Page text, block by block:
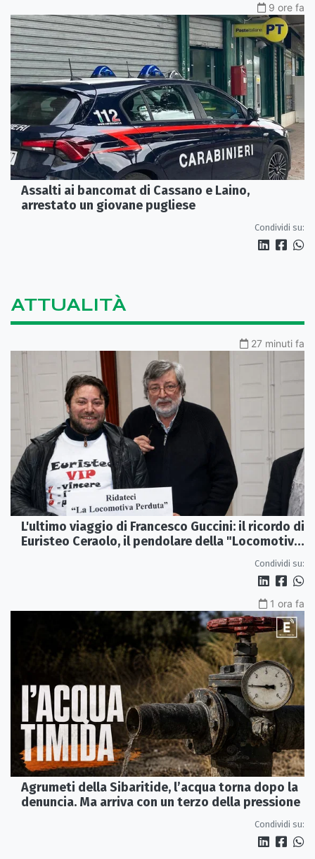
9 ore fa
Assalti ai bancomat di Cassano e Laino,
arrestato un giovane pugliese
Condividi su:
ATTUALITÀ
27 minuti fa
L'ultimo viaggio di Francesco Guccini: il ricordo di
Euristeo Ceraolo, il pendolare della "Locomotiva
Condividi su:
1 ora fa
Agrumeti della Sibaritide, l’acqua torna dopo la
denuncia. Ma arriva con un terzo della pressione
Condividi su: